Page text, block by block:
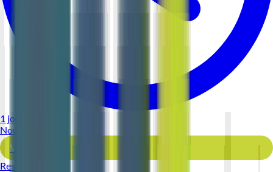
1 jour
Nouveau
Voir l'offre
Reso 44